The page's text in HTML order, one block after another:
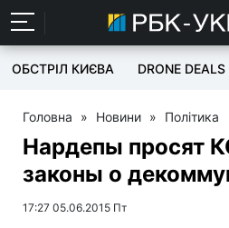
ОБСТРІЛ КИЄВА DRONE DEALS
Головна » Новини » Політика
Нардепы просят
законы о
17:27 05.06.2015 Пт